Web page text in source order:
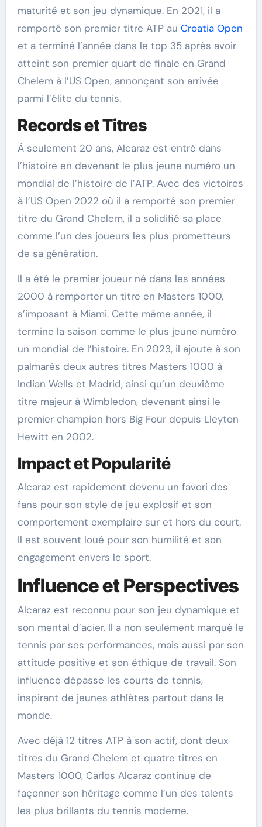
maturité et son jeu dynamique. En 2021, il a
remporté son premier titre ATP au Croatia Open
et a terminé l’année dans le top 35 après avoir
atteint son premier quart de finale en Grand
Chelem à l’US Open, annonçant son arrivée
parmi l’élite du tennis.
Records et Titres
À seulement 20 ans, Alcaraz est entré dans
l’histoire en devenant le plus jeune numéro un
mondial de l’histoire de l’ATP. Avec des victoires
à l’US Open 2022 où il a remporté son premier
titre du Grand Chelem, il a solidifié sa place
comme l’un des joueurs les plus prometteurs
de sa génération.
Il a été le premier joueur né dans les années
2000 à remporter un titre en Masters 1000,
s’imposant à Miami. Cette même année, il
termine la saison comme le plus jeune numéro
un mondial de l’histoire. En 2023, il ajoute à son
palmarès deux autres titres Masters 1000 à
Indian Wells et Madrid, ainsi qu’un deuxième
titre majeur à Wimbledon, devenant ainsi le
premier champion hors Big Four depuis Lleyton
Hewitt en 2002.
Impact et Popularité
Alcaraz est rapidement devenu un favori des
fans pour son style de jeu explosif et son
comportement exemplaire sur et hors du court.
Il est souvent loué pour son humilité et son
engagement envers le sport.
Influence et Perspectives
Alcaraz est reconnu pour son jeu dynamique et
son mental d’acier. Il a non seulement marqué le
tennis par ses performances, mais aussi par son
attitude positive et son éthique de travail. Son
influence dépasse les courts de tennis,
inspirant de jeunes athlètes partout dans le
monde.
Avec déjà 12 titres ATP à son actif, dont deux
titres du Grand Chelem et quatre titres en
Masters 1000, Carlos Alcaraz continue de
façonner son héritage comme l’un des talents
les plus brillants du tennis moderne.